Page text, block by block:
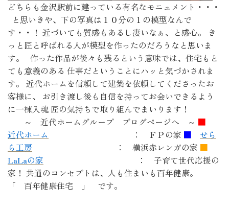
どちらも金沢駅前に建っている有名なモニュメント・・・
と思いきや、下の写真は１０分の１の模型なんで
す・・！ 近づいても質感もあるし凄いなぁ、と感心。 き
っと匠と呼ばれる人が模型を作ったのだろうなと思いま
す。 作った作品が後々も残るという意味では、住宅もと
ても意義のある 仕事だということにハッと気づかされま
す。 近代ホームを信頼して建築を依頼してくださったお
客様に、 お引き渡し後も自信を持ってお会いできるよう
に一棟入魂 匠の気持ちで取り組んでまいります！
～ 近代ホームグループ ブログページへ ～ ■
近代ホーム
： ＦＰの家 ■
せら
ら工房 ： 横浜赤レンガの家 ■
LaLaの家 ： 子育て世代応援の
家！ 共通のコンセプトは、人も住まいも百年健康。
「 百年健康住宅 」 です。